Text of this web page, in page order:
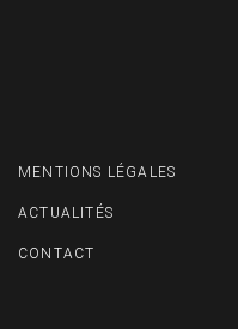
MENTIONS LÉGALES
ACTUALITÉS
CONTACT